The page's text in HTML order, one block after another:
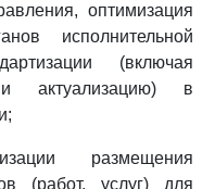
оптимизация
исполнительной
(включая
и актуализацию) в
размещения
(работ, услуг) для